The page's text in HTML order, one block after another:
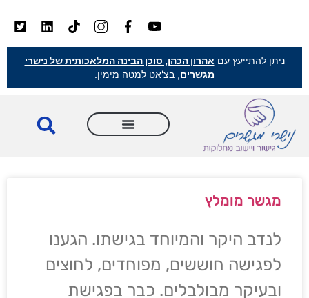
ניתן להתייעץ עם אהרון הכהן, סוכן הבינה המלאכותית של נישרי
מגשרים, בצ'אט למטה מימין.
מגשר מומלץ
לנדב היקר והמיוחד בגישתו. הגענו
לפגישה חוששים, מפוחדים, לחוצים
ובעיקר מבולבלים. כבר בפגישת